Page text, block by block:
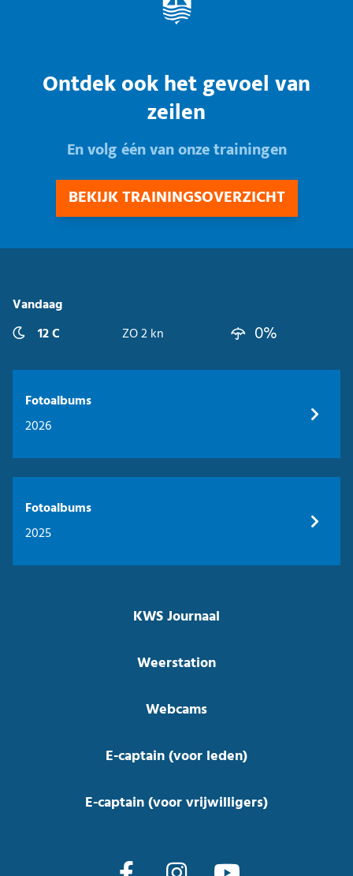
Ontdek ook het gevoel van
zeilen
En volg één van onze trainingen
BEKIJK TRAININGSOVERZICHT
Vandaag
12 C
ZO 2 kn 0%
Fotoalbums
2026
Fotoalbums
2025
KWS Journaal
Weerstation
Webcams
E-captain (voor leden)
E-captain (voor vrijwilligers)